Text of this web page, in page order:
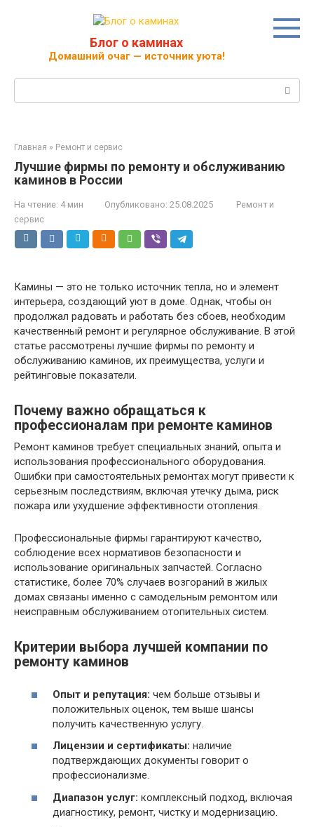
Блог о каминах
Домашний очаг — источник уюта!
Главная » Ремонт и сервис
Лучшие фирмы по ремонту и обслуживанию
каминов в России
На чтение: 4 мин Опубликовано: 25.08.2025
Ремонт и
сервис
Камины — это не только источник тепла, но и элемент
интерьера, создающий уют в доме. Однак, чтобы он
продолжал радовать и работать без сбоев, необходим
качественный ремонт и регулярное обслуживание. В этой
статье рассмотрены лучшие фирмы по ремонту и
обслуживанию каминов, их преимущества, услуги и
рейтинговые показатели.
Почему важно обращаться к
профессионалам при ремонте каминов
Ремонт каминов требует специальных знаний, опыта и
использования профессионального оборудования.
Ошибки при самостоятельных ремонтах могут привести к
серьезным последствиям, включая утечку дыма, риск
пожара или ухудшение эффективности отопления.
Профессиональные фирмы гарантируют качество,
соблюдение всех нормативов безопасности и
использование оригинальных запчастей. Согласно
статистике, более 70% случаев возгораний в жилых
домах связаны именно с самодельным ремонтом или
неисправным обслуживанием отопительных систем.
Критерии выбора лучшей компании по
ремонту каминов
Опыт и репутация: чем больше отзывы и
положительных оценок, тем выше шансы
получить качественную услугу.
Лицензии и сертификаты: наличие
подтверждающих документы говорит о
профессионализме.
Диапазон услуг: комплексный подход, включая
диагностику, ремонт, чистку и модернизацию.